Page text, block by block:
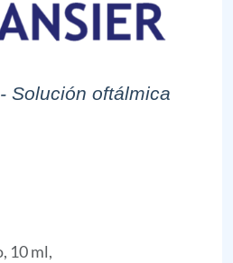
- Solución oftálmica
10 ml,